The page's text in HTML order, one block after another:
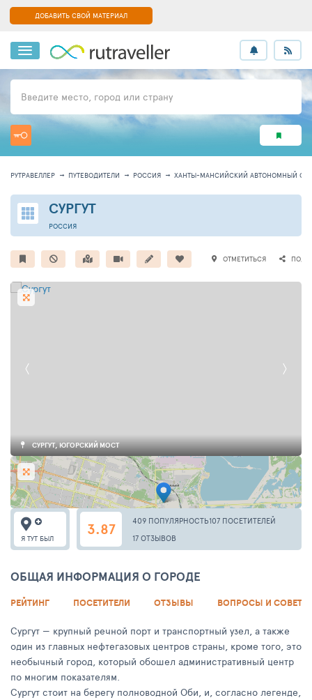
ДОБАВИТЬ СВОЙ МАТЕРИАЛ
Введите место, город или страну
РУТРАВЕЛЛЕР ПУТЕВОДИТЕЛИ РОССИЯ ХАНТЫ-МАНСИЙСКИЙ АВТОНОМНЫЙ
СУРГУТ
РОССИЯ
ОТМЕТИТЬСЯ
СУРГУТ, ЮГОРСКИЙ МОСТ
3.87 409 ПОПУЛЯРНОСТЬ107 ПОСЕТИТЕЛЕЙ
17 ОТЗЫВОВ
Я ТУТ БЫЛ
ОБЩАЯ ИНФОРМАЦИЯ О ГОРОДЕ
РЕЙТИНГ ПОСЕТИТЕЛИ ОТЗЫВЫ ВОПРОСЫ И СОВЕТЫ
Сургут — крупный речной порт и транспортный узел, а также
один из главных нефтегазовых центров страны, кроме того, это
необычный город, который обошел административный центр
по многим показателям.
Сургут стоит на берегу полноводной Оби, и, согласно легенде,